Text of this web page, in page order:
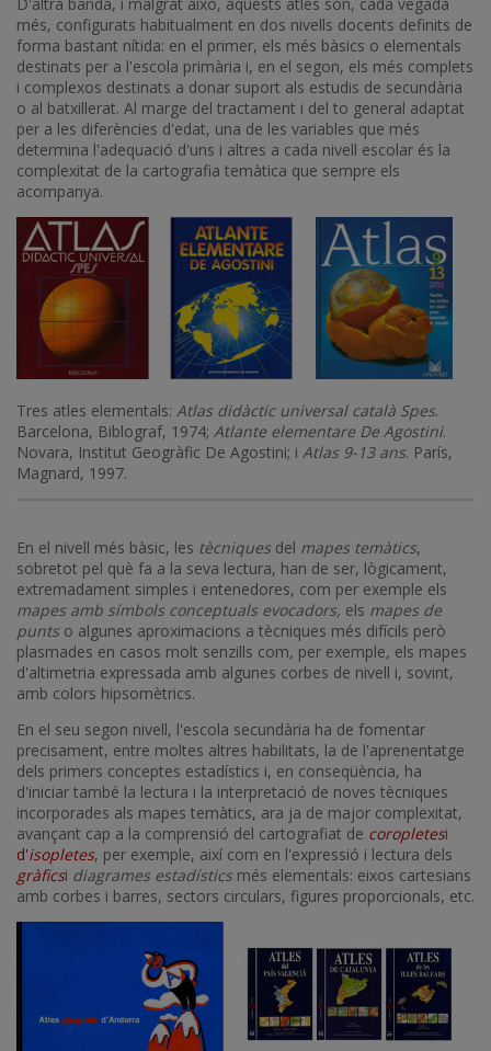
més, configurats habitualment en dos nivells docents definits de
forma bastant nítida: en el primer, els més bàsics o elementals
destinats per a l'escola primària i, en el segon, els més complets
i complexos destinats a donar suport als estudis de secundària
o al batxillerat. Al marge del tractament i del to general adaptat
per a les diferències d'edat, una de les variables que més
determina l'adequació d'uns i altres a cada nivell escolar és la
complexitat de la cartografia temàtica que sempre els
acompanya.
Tres atles elementals: Atlas didàctic universal català Spes.
Barcelona, Biblograf, 1974; Atlante elementare De Agostini.
Novara, Institut Geogràfic De Agostini; i Atlas 9-13 ans. París,
Magnard, 1997.
En el nivell més bàsic, les tècniques del mapes temàtics,
sobretot pel què fa a la seva lectura, han de ser, lògicament,
extremadament simples i entenedores, com per exemple els
mapes amb símbols conceptuals evocadors, els mapes de
punts o algunes aproximacions a tècniques més difícils però
plasmades en casos molt senzills com, per exemple, els mapes
d'altimetria expressada amb algunes corbes de nivell i, sovint,
amb colors hipsomètrics.
En el seu segon nivell, l'escola secundària ha de fomentar
precisament, entre moltes altres habilitats, la de l'aprenentatge
dels primers conceptes estadístics i, en conseqüència, ha
d'iniciar també la lectura i la interpretació de noves tècniques
incorporades als mapes temàtics, ara ja de major complexitat,
avançant cap a la comprensió del cartografiat de coropletesi
d'isopletes, per exemple, així com en l'expressió i lectura dels
gràficsi diagrames estadístics més elementals: eixos cartesians
amb corbes i barres, sectors circulars, figures proporcionals, etc.